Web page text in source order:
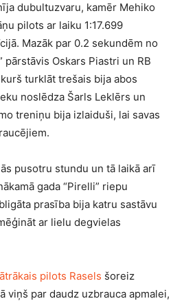
dubultuzvaru, kamēr Mehiko
pilots ar laiku 1:17.699
Mazāk par 0.2 sekundēm no
pārstāvis Oskars Piastri un RB
turklāt trešais bija abos
noslēdza Šarls Leklērs un
treniņu bija izlaiduši, lai savas
pusotru stundu un tā laikā arī
gada “Pirelli” riepu
prasība bija katru sastāvu
ar lielu degvielas
pilots Rasels šoreiz
viņš par daudz uzbrauca apmalei,